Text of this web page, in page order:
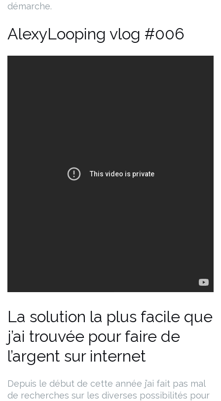
démarche.
AlexyLooping vlog #006
La solution la plus facile que
j’ai trouvée pour faire de
l’argent sur internet
Depuis le début de cette année j’ai fait pas mal
de recherches sur les diverses possibilités pour